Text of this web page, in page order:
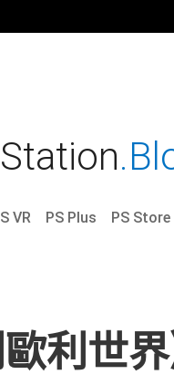
VR PS Plus PS Store
利世